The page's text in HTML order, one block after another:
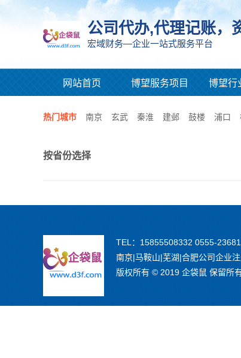
公司代办,代理记账，
宏域财务—企业一站式服务平台
网站首页 博望服务项目 博望行
热门城市 南京 玄武 秦淮 建邺 鼓楼 浦口
按省份选择
TEL：15855508332 0555-
南京|马鞍山|芜湖|合肥公司企业
版权所有 © 2019 企袋鼠 保留所